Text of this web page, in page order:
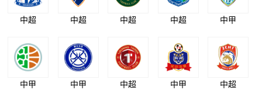
中超 中超 中超 中超 中甲
中甲 中甲 中超 中甲 中超